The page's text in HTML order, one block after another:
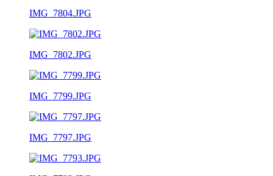
IMG_7804.JPG
IMG_7802.JPG
IMG_7799.JPG
IMG_7797.JPG